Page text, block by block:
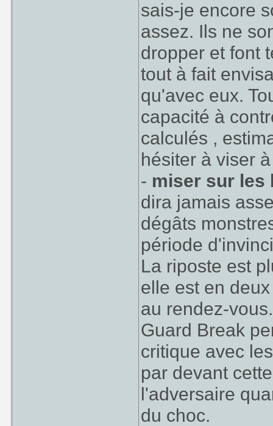
sais-je encore
assez. Ils ne
dropper et font
tout à fait
qu'avec eux.
capacité à
calculés ,
hésiter à viser
- miser sur les
dira jamais
dégâts
période
La riposte est
elle est en
au rendez-
Guard Break
critique avec
par devant
l'adversaire
du choc.